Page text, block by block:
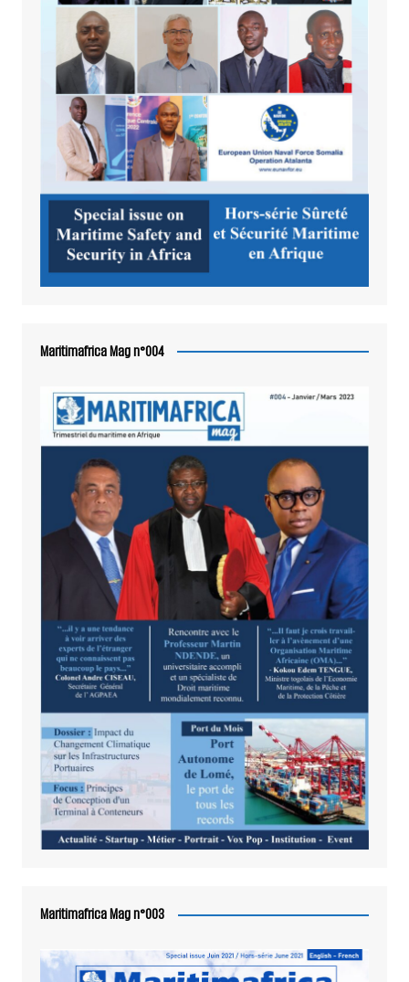
Maritimafrica Mag n°004
Maritimafrica Mag n°003